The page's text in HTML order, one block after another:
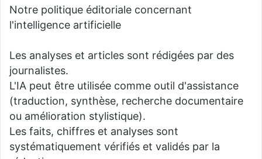
Notre politique éditoriale concernant
l'intelligence artificielle
Les analyses et articles sont rédigées par des
journalistes.
L'IA peut être utilisée comme outil d'assistance
(traduction, synthèse, recherche documentaire
ou amélioration stylistique).
Les faits, chiffres et analyses sont
systématiquement vérifiés et validés par la